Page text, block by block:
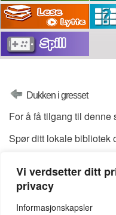
Vi verdsetter ditt
privacy
Informasjonskapsler
Dukken i gresset
For å få tilgang til denne
Spør ditt lokale bibliotek
Publikumspassord: